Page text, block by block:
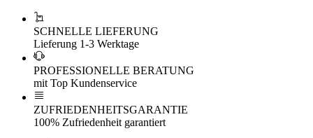
SCHNELLE LIEFERUNG
Lieferung 1-3 Werktage
PROFESSIONELLE BERATUNG
mit Top Kundenservice
ZUFRIEDENHEITSGARANTIE
100% Zufriedenheit garantiert